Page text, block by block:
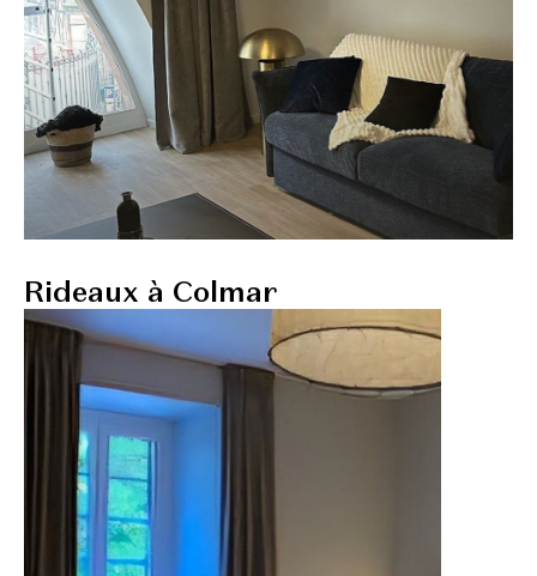
Rideaux à Colmar